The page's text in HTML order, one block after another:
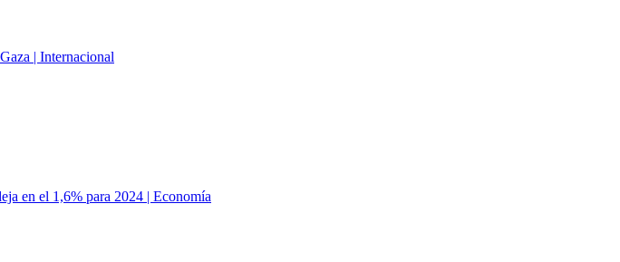
| Internacional
en el 1,6% para 2024 | Economía